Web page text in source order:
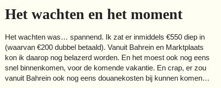
Het wachten en het moment
Het wachten was… spannend. Ik zat er inmiddels €550 diep in
(waarvan €200 dubbel betaald). Vanuit Bahrein en Marktplaats
kon ik daarop nog belazerd worden. En het moest ook nog eens
snel binnenkomen, voor de komende vakantie. En crap, er zou
vanuit Bahrein ook nog eens douanekosten bij kunnen komen…